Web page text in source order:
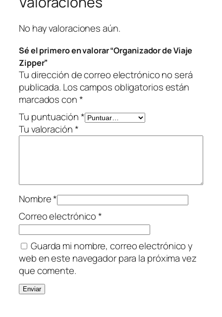
j
Z
p
p
e
r
c
a
n
t
d
No hay valoraciones aún.
Sé el primero en valorar “Organizador de Viaje
Zipper”
Tu dirección de correo electrónico no será
publicada. Los campos obligatorios están
marcados con*
Tu puntuación*
Tu valoración*
Nombre*
Correo electrónico*
Guarda mi nombre, correo electrónico y
web en este navegador para la próxima vez
que comente.